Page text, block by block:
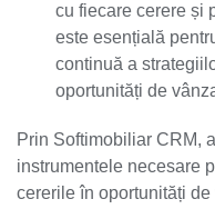
cu fiecare cerere și
este esențială
continuă a
oportunități de
Prin Softimobiliar CRM,
instrumentele necesare
cererile în oportunități